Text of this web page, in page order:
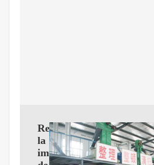
Revolucione
la
impresión